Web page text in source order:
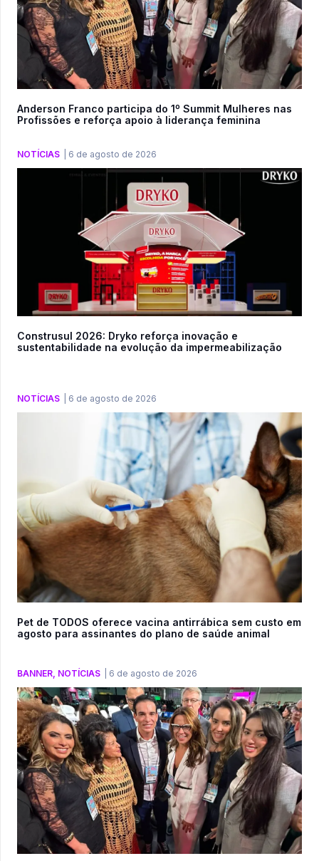
Anderson Franco participa do 1º Summit Mulheres nas
Profissões e reforça apoio à liderança feminina
NOTÍCIAS 6 de agosto de 2026
Construsul 2026: Dryko reforça inovação e
sustentabilidade na evolução da impermeabilização
NOTÍCIAS 6 de agosto de 2026
Pet de TODOS oferece vacina antirrábica sem custo em
agosto para assinantes do plano de saúde animal
BANNER, NOTÍCIAS 6 de agosto de 2026